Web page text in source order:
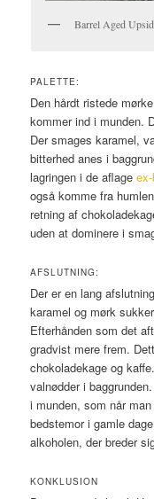
Barrel Aged
PALETTE:
Den hårdt ristede
kommer ind i munden.
Der smages karamel,
bitterhed anes i
lagringen i de aflage
også komme fra
retning af
uden at dominere i
AFSLUTNING:
Der er en lang
karamel og mørk
Efterhånden som det
gradvist mere frem.
chokoladekage og
valnødder i
i munden, som når
bedstemor i gamle
alkoholen, der breder
KONKLUSION